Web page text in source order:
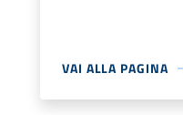
VAI ALLA PAGINA